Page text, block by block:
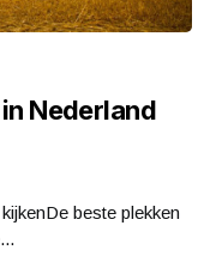
Nederland
beste plekken